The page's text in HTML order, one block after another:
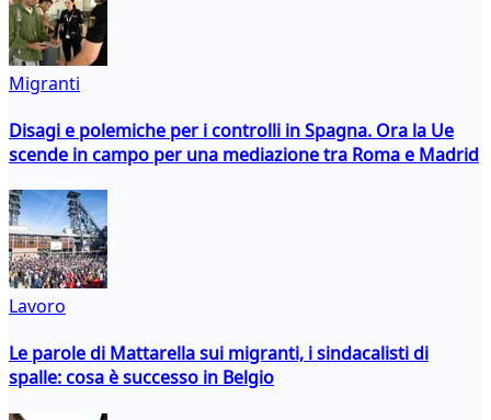
Migranti
Disagi e polemiche per i controlli in Spagna. Ora la Ue
scende in campo per una mediazione tra Roma e Madrid
Lavoro
Le parole di Mattarella sui migranti, i sindacalisti di
spalle: cosa è successo in Belgio